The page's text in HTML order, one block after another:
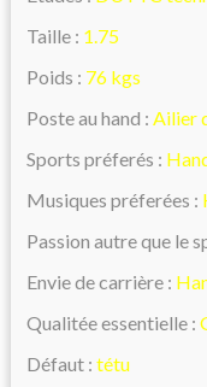
Taille : 1.75
Poids : 76 kgs
Poste au hand : Ailier
Sports préferés :
Musiques préferées :
Passion autre que le
Envie de carrière :
Qualitée essentielle :
Défaut : tétu